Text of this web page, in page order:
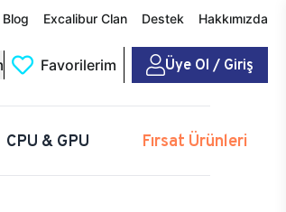
Excalibur Clan Destek Hakkımızda
Favorilerim Üye Ol / Giriş
CPU & GPU Fırsat Ürünleri